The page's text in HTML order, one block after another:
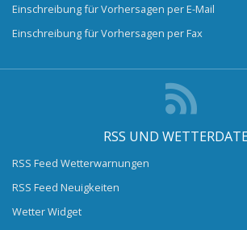
Einschreibung für Vorhersagen per E-Mail
Einschreibung für Vorhersagen per Fax
RSS UND
RSS Feed Wetterwarnungen
RSS Feed Neuigkeiten
Wetter Widget